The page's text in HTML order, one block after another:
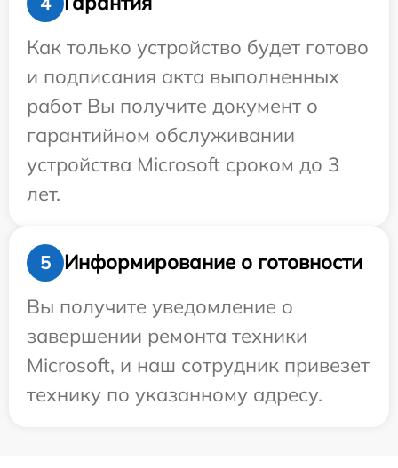
Как только устройство будет готово
и подписания акта выполненных
работ Вы получите документ о
гарантийном обслуживании
устройства Microsoft сроком до 3
лет.
5
Информирование о готовности
Вы получите уведомление о
завершении ремонта техники
Microsoft, и наш сотрудник привезет
технику по указанному адресу.